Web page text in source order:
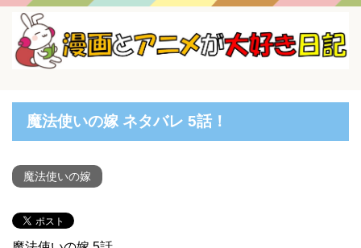
魔法使いの嫁 ネタバレ 5話！
魔法使いの嫁